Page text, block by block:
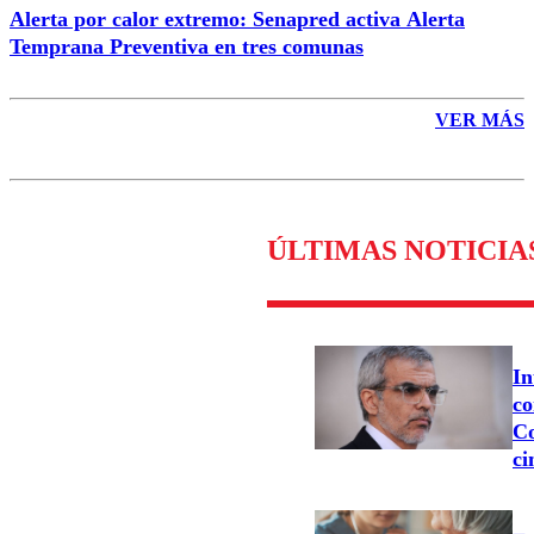
Alerta por calor extremo: Senapred activa Alerta
Temprana Preventiva en tres comunas
VER MÁS
ÚLTIMAS